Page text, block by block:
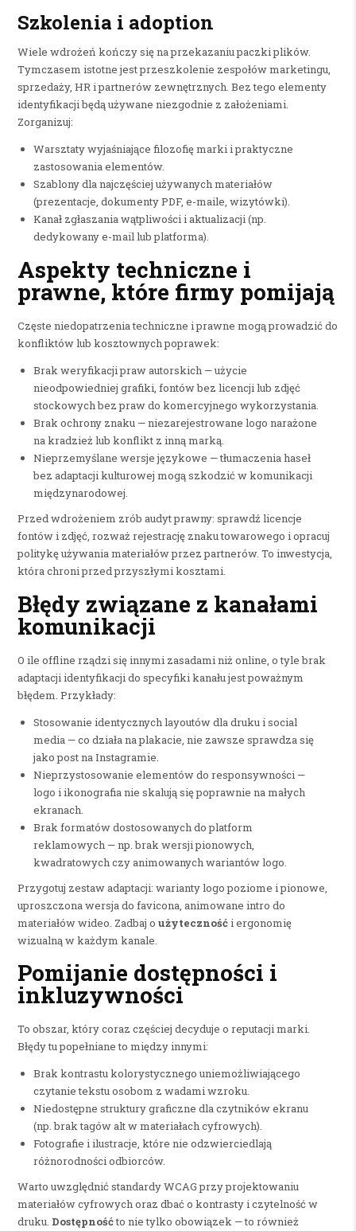
Szkolenia i adoption
Wiele wdrożeń kończy się na przekazaniu paczki plików.
Tymczasem istotne jest przeszkolenie zespołów marketingu,
sprzedaży, HR i partnerów zewnętrznych. Bez tego elementy
identyfikacji będą używane niezgodnie z założeniami.
Zorganizuj:
Warsztaty wyjaśniające filozofię marki i praktyczne
zastosowania elementów.
Szablony dla najczęściej używanych materiałów
(prezentacje, dokumenty PDF, e-maile, wizytówki).
Kanał zgłaszania wątpliwości i aktualizacji (np.
dedykowany e-mail lub platforma).
Aspekty techniczne i
prawne, które firmy pomijają
Częste niedopatrzenia techniczne i prawne mogą prowadzić do
konfliktów lub kosztownych poprawek:
Brak weryfikacji praw autorskich — użycie
nieodpowiedniej grafiki, fontów bez licencji lub zdjęć
stockowych bez praw do komercyjnego wykorzystania.
Brak ochrony znaku — niezarejestrowane logo narażone
na kradzież lub konflikt z inną marką.
Nieprzemyślane wersje językowe — tłumaczenia haseł
bez adaptacji kulturowej mogą szkodzić w komunikacji
międzynarodowej.
Przed wdrożeniem zrób audyt prawny: sprawdź licencje
fontów i zdjęć, rozważ rejestrację znaku towarowego i opracuj
politykę używania materiałów przez partnerów. To inwestycja,
która chroni przed przyszłymi kosztami.
Błędy związane z kanałami
komunikacji
O ile offline rządzi się innymi zasadami niż online, o tyle brak
adaptacji identyfikacji do specyfiki kanału jest poważnym
błędem. Przykłady:
Stosowanie identycznych layoutów dla druku i social
media — co działa na plakacie, nie zawsze sprawdza się
jako post na Instagramie.
Nieprzystosowanie elementów do responsywności —
logo i ikonografia nie skalują się poprawnie na małych
ekranach.
Brak formatów dostosowanych do platform
reklamowych — np. brak wersji pionowych,
kwadratowych czy animowanych wariantów logo.
Przygotuj zestaw adaptacji: warianty logo poziome i pionowe,
uproszczona wersja do favicona, animowane intro do
materiałów wideo. Zadbaj o użytecznośći ergonomię
wizualną w każdym kanale.
Pomijanie dostępności i
inkluzywności
To obszar, który coraz częściej decyduje o reputacji marki.
Błędy tu popełniane to między innymi:
Brak kontrastu kolorystycznego uniemożliwiającego
czytanie tekstu osobom z wadami wzroku.
Niedostępne struktury graficzne dla czytników ekranu
(np. brak tagów alt w materiałach cyfrowych).
Fotografie i ilustracje, które nie odzwierciedlają
różnorodności odbiorców.
Warto uwzględnić standardy WCAG przy projektowaniu
materiałów cyfrowych oraz dbać o kontrasty i czytelność w
druku. Dostępnośćto nie tylko obowiązek — to również